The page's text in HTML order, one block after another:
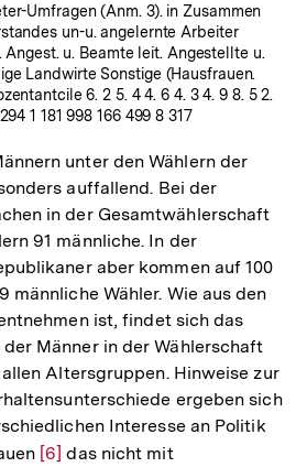
Umfragen (Anm. 3). in Zusammen
un-u. angelernte Arbeiter
u. Beamte leit. Angestellte u.
Landwirte Sonstige (Hausfrauen.
6. 2 5. 4 4. 6 4. 3 4. 9 8. 5 2.
1 181 998 166 499 8 317
unter den Wählern der
auffallend. Bei der
in der Gesamtwählerschaft
91 männliche. In der
aber kommen auf 100
männliche Wähler. Wie aus den
ist, findet sich das
Männer in der Wählerschaft
Altersgruppen. Hinweise zur
ergeben sich
Interesse an Politik
Zur
[6] das nicht mit